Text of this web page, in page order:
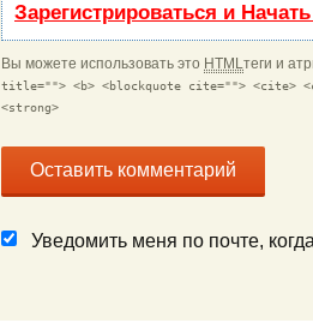
Зарегистрироваться и
Вы можете использовать это HTMLтеги и
title=""> <b> <blockquote cite=""> <cite>
<strong>
Уведомить меня по почте,